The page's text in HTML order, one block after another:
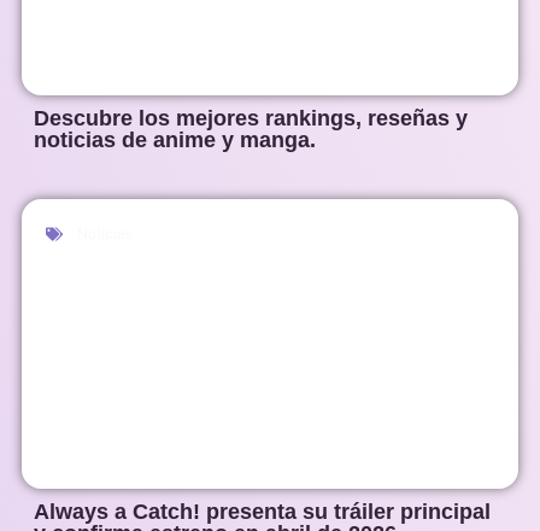
Descubre los mejores rankings, reseñas y
noticias de anime y manga.
Always a Catch! presenta su tráiler principal